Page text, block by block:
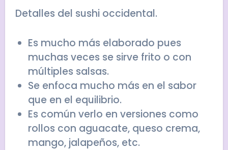
Detalles del sushi occidental.
Es mucho más elaborado pues
muchas veces se sirve frito o con
múltiples salsas.
Se enfoca mucho más en el sabor
que en el equilibrio.
Es común verlo en versiones como
rollos con aguacate, queso crema,
mango, jalapeños, etc.